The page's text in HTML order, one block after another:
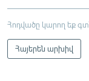
Հոդվածը կարող եք
Հայերեն արխիվ